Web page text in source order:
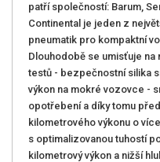
patří společností: Barum,
Continental je jeden z
pneumatik pro kompaktní
Dlouhodobě se umisťuje
testů - bezpečnostní silika
výkon na mokré vozovce -
opotřebení a díky tomu
kilometrového výkonu o
s optimalizovanou tuhostí
kilometrový výkon a nižší